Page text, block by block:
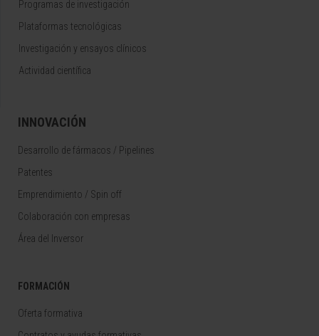
Programas de investigación
Plataformas tecnológicas
Investigación y ensayos clínicos
Actividad científica
INNOVACIÓN
Desarrollo de fármacos / Pipelines
Patentes
Emprendimiento / Spin off
Colaboración con empresas
Área del Inversor
FORMACIÓN
Oferta formativa